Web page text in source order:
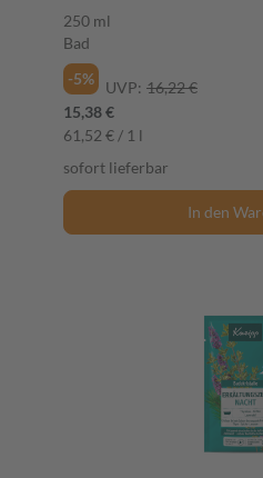
250 ml
Bad
-5%
UVP: 16,22 €
15,38 €
61,52 € / 1 l
sofort lieferbar
In den